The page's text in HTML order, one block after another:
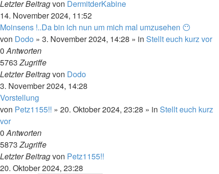
Letzter Beitragvon DermitderKabine
14. November 2024, 11:52
Moinsens !..Da bin ich nun um mich mal umzusehen 😶
von Dodo » 3. November 2024, 14:28 » in Stellt euch kurz vor
0Antworten
5763Zugriffe
Letzter Beitragvon Dodo
3. November 2024, 14:28
Vorstellung
von Petz1155!! » 20. Oktober 2024, 23:28 » in Stellt euch kurz
vor
0Antworten
5873Zugriffe
Letzter Beitragvon Petz1155!!
20. Oktober 2024, 23:28